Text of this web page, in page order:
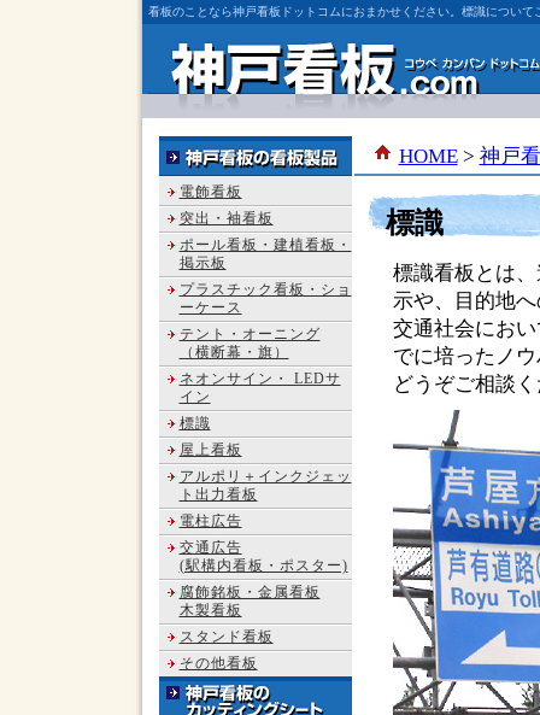
看板のことなら神戸看板ドットコムにおまかせください。標識について
HOME> 神戸
標識
標識看板とは
示や、目的地
交通社会にお
でに培ったノ
どうぞご相談
電飾看板
突出・袖看板
ポール看板・建植看板・
掲示板
プラスチック看板・ショ
ーケース
テント・オーニング
（横断幕・旗）
ネオンサイン・ LEDサ
イン
標識
屋上看板
アルポリ＋インクジェッ
ト出力看板
電柱広告
交通広告
(駅構内看板・ポスター)
腐飾銘板・金属看板
木製看板
スタンド看板
その他看板